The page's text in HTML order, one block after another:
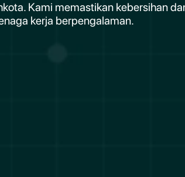
Kami memastikan kebersihan
kerja berpengalaman.